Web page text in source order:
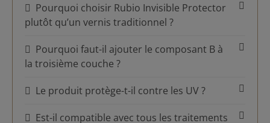
Pourquoi choisir Rubio Invisible Protector
plutôt qu’un vernis traditionnel ?
Pourquoi faut-il ajouter le composant B à
la troisième couche ?
Le produit protège-t-il contre les UV ?
Est-il compatible avec tous les traitements